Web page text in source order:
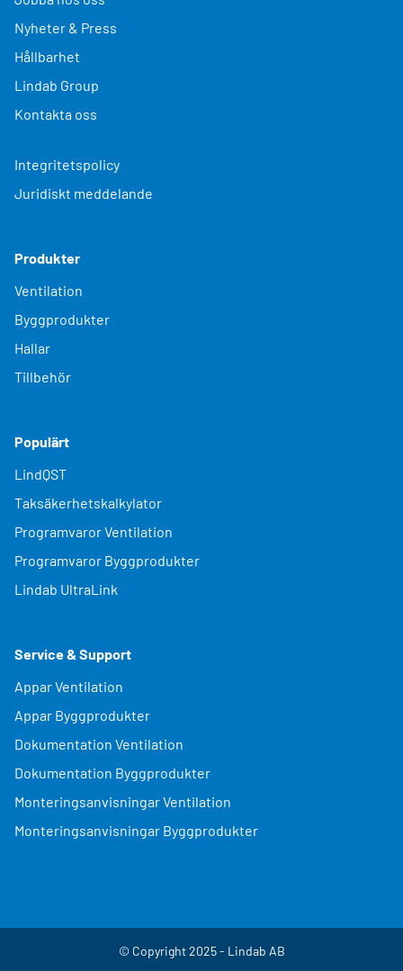
Nyheter & Press
Hållbarhet
Lindab Group
Kontakta oss
Integritetspolicy
Juridiskt meddelande
Produkter
Ventilation
Byggprodukter
Hallar
Tillbehör
Populärt
LindQST
Taksäkerhetskalkylator
Programvaror Ventilation
Programvaror Byggprodukter
Lindab UltraLink
Service & Support
Appar Ventilation
Appar Byggprodukter
Dokumentation Ventilation
Dokumentation Byggprodukter
Monteringsanvisningar Ventilation
Monteringsanvisningar Byggprodukter
© Copyright 2025 - Lindab AB